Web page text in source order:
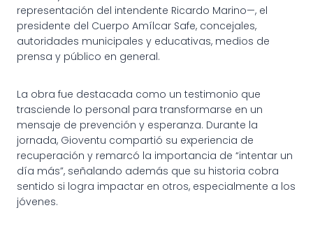
representación del intendente Ricardo Marino—, el
presidente del Cuerpo Amílcar Safe, concejales,
autoridades municipales y educativas, medios de
prensa y público en general.
La obra fue destacada como un testimonio que
trasciende lo personal para transformarse en un
mensaje de prevención y esperanza. Durante la
jornada, Gioventu compartió su experiencia de
recuperación y remarcó la importancia de “intentar un
día más”, señalando además que su historia cobra
sentido si logra impactar en otros, especialmente a los
jóvenes.